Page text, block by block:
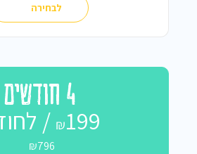
לבחירה
4 חודשים
₪199 / לחודש
₪796